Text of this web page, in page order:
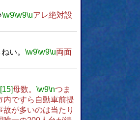
\w9\w9\uアレ絶対設
い。 \w9\w9\u両面
母数。 \w9\nつま
内ですら自動車前提
が多いのは当たり